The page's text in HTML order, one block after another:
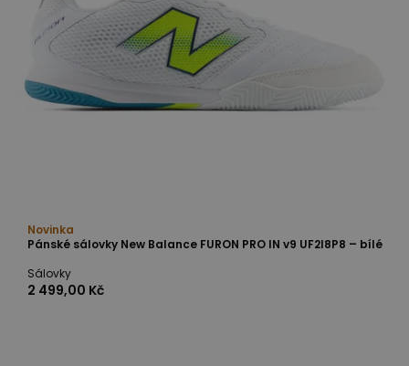
Novinka
Pánské sálovky New Balance FURON PRO IN v9 UF2I8P8 – bílé
Sálovky
2 499,00 Kč